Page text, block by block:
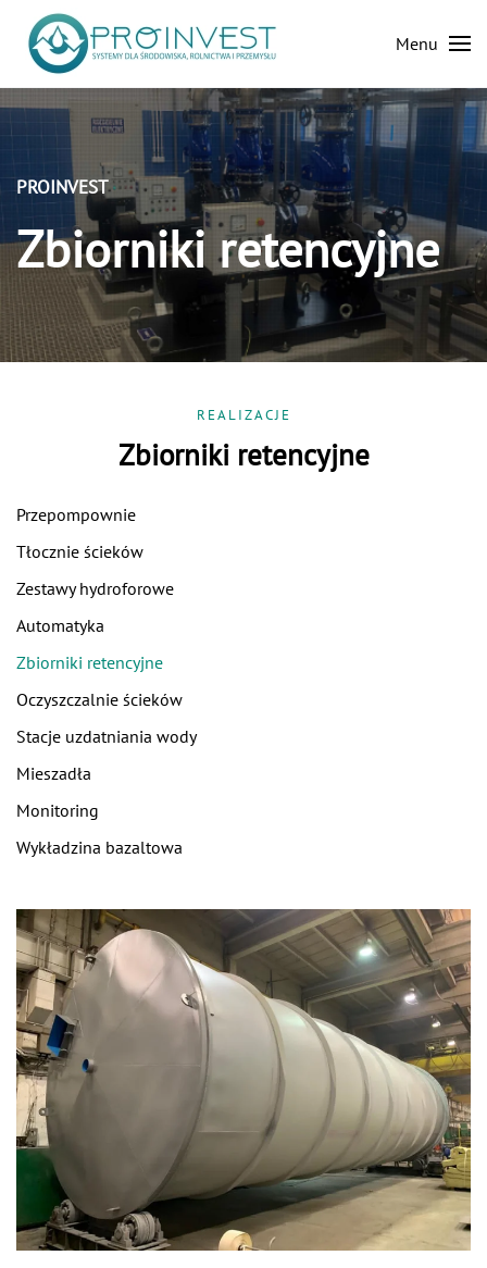
Skip to main content
Menu
PROINVEST
Zbiorniki retencyjne
REALIZACJE
Zbiorniki retencyjne
Przepompownie
Tłocznie ścieków
Zestawy hydroforowe
Automatyka
Zbiorniki retencyjne
Oczyszczalnie ścieków
Stacje uzdatniania wody
Mieszadła
Monitoring
Wykładzina bazaltowa